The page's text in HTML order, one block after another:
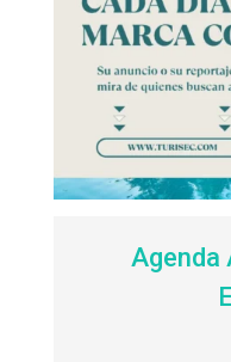
Agenda